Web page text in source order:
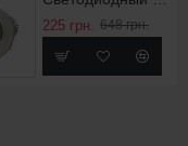
225 грн. 648 грн.